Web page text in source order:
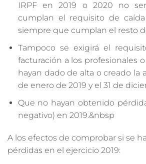
IRPF en 2019 o 2020 no
cumplan el requisito de
siempre que cumplan el resto
Tampoco se exigirá el
facturación a los profesionales
hayan dado de alta o creado la
de enero de 2019 y el 31 de
Que no hayan obtenido
negativo) en 2019.&nbsp
A los efectos de comprobar si se
pérdidas en el ejercicio 2019: